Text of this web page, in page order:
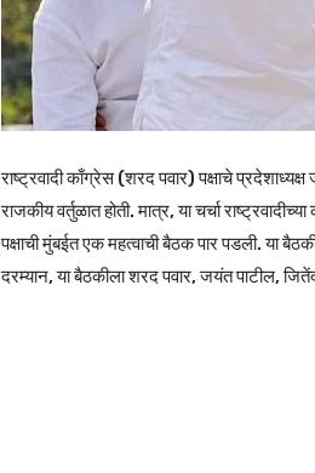
राष्ट्रवादी काँग्रेस (शरद पवार) पक्षाचे प्रदेशाध्यक्ष
राजकीय वर्तुळात होती. मात्र, या चर्चा
पक्षाची मुंबईत एक महत्वाची बैठक पार पडली. या
दरम्यान, या बैठकीला शरद पवार, जयंत पाटील,